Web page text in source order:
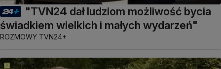
"TVN24 dał ludziom możliwość bycia
świadkiem wielkich i małych wydarzeń"
ROZMOWY TVN24+